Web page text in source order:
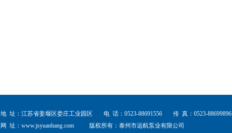
地 址：江苏省姜堰区娄庄工业园区 电 话：0523-88691556
传 真：0523-88699896
网 址： www.jsyuanhang.com 版权所有：泰州市远航泵业有限公司